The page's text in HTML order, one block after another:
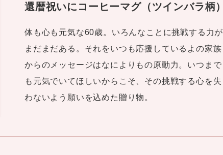
還暦祝いにコーヒーマグ（ツインバラ柄）
体も心も元気な60歳。いろんなことに挑戦する力が
まだまだある。それをいつも応援しているよの家族
からのメッセージはなによりもの原動力。いつまで
も元気でいてほしいからこそ、その挑戦する心を失
わないよう願いを込めた贈り物。